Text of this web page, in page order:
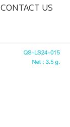
CONTACT US